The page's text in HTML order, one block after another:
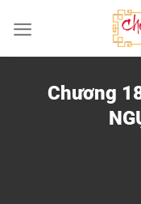
qua
nội
Chương